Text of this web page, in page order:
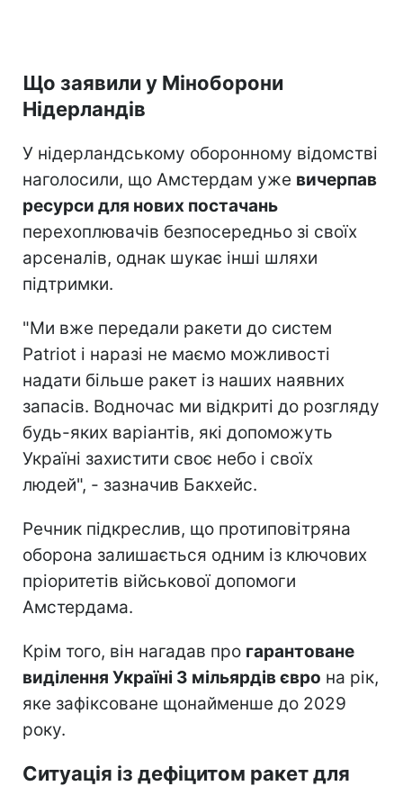
Що заявили у Міноборони
Нідерландів
У нідерландському оборонному відомстві
наголосили, що Амстердам уже вичерпав
ресурси для нових постачань
перехоплювачів безпосередньо зі своїх
арсеналів, однак шукає інші шляхи
підтримки.
"Ми вже передали ракети до систем
Patriot і наразі не маємо можливості
надати більше ракет із наших наявних
запасів. Водночас ми відкриті до розгляду
будь-яких варіантів, які допоможуть
Україні захистити своє небо і своїх
людей", - зазначив Бакхейс.
Речник підкреслив, що протиповітряна
оборона залишається одним із ключових
пріоритетів військової допомоги
Амстердама.
Крім того, він нагадав про гарантоване
виділення Україні 3 мільярдів євро на рік,
яке зафіксоване щонайменше до 2029
року.
Ситуація із дефіцитом ракет для